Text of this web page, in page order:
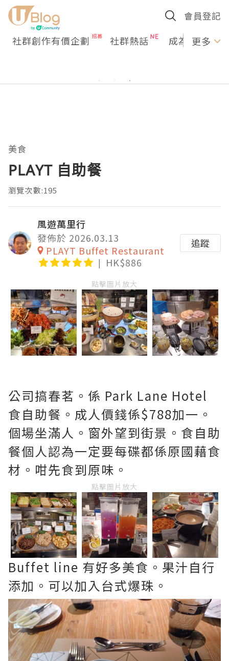
會員登記
社群創作有價企劃 社群熱話 成為U更多
美食
PLAYT 自助餐
瀏覽次數:195
風遊萬里行
發佈於 2026.03.13
PLAYT Buffet Restaurant
HK$886
追蹤
點擊圖片放大
公司搞春茗。係 Park Lane Hotel
食自助餐。成人價錢係$788加一。
個場坐滿人。窗外望到街景。食自助
餐個人認為一定要每碟都係原國藉食
材。咁先食到原味。
點擊圖片放大
Buffet line 有好多美食。果汁自行
添加。可以加入台式爆珠。